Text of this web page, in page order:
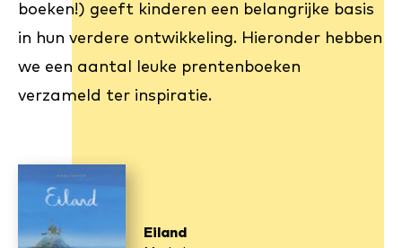
boeken!) geeft kinderen een belangrijke basis
in hun verdere ontwikkeling. Hieronder hebben
we een aantal leuke prentenboeken
verzameld ter inspiratie.
Eiland